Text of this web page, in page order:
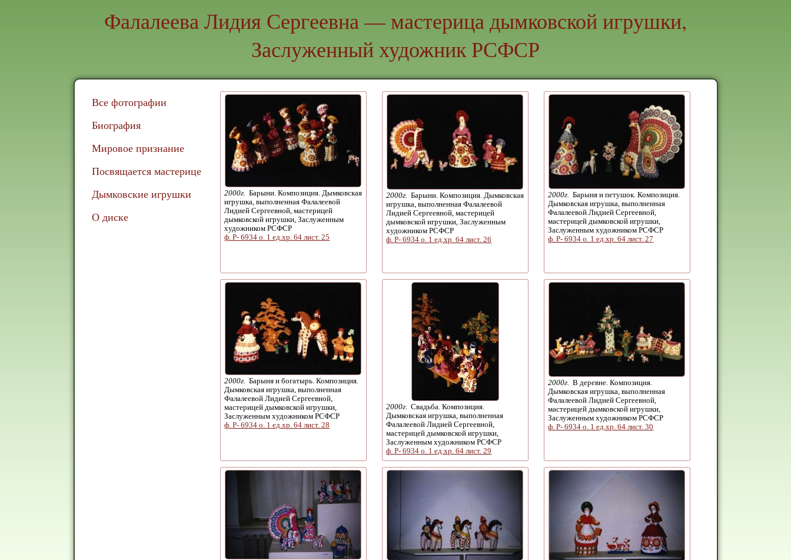
Фалалеева Лидия Сергеевна — мастерица дымковской игрушки,
Заслуженный художник РСФСР
Все фотографии
Биография
Мировое признание
Посвящается мастерице
Дымковские игрушки
О диске
2000г. Барыни. Композиция. Дымковская
игрушка, выполненная Фалалеевой
Лидией Сергеевной, мастерицей
дымковской игрушки, Заслуженным
художником РСФСР
ф. Р- 6934 о. 1 ед.хр. 64 лист. 25
2000г.
Барыни. Композиция. Дымковская
игрушка, выполненная Фалалеевой
Лидией Сергеевной, мастерицей
дымковской игрушки, Заслуженным
художником РСФСР
ф. Р- 6934 о. 1 ед.хр. 64 лист. 26
2000г.
Барыня и петушок. Композиция.
Дымковская игрушка, выполненная
Фалалеевой Лидией Сергеевной,
мастерицей дымковской игрушки,
Заслуженным художником РСФСР
ф. Р- 6934 о. 1 ед.хр. 64 лист. 27
2000г. Барыня и богатырь. Композиция.
Дымковская игрушка, выполненная
Фалалеевой Лидией Сергеевной,
мастерицей дымковской игрушки,
Заслуженным художником РСФСР
ф. Р- 6934 о. 1 ед.хр. 64 лист. 28
2000г.
Свадьба. Композиция.
Дымковская игрушка, выполненная
Фалалеевой Лидией Сергеевной,
мастерицей дымковской игрушки,
Заслуженным художником РСФСР
ф. Р- 6934 о. 1 ед.хр. 64 лист. 29
2000г. В деревне. Композиция.
Дымковская игрушка, выполненная
Фалалеевой Лидией Сергеевной,
мастерицей дымковской игрушки,
Заслуженным художником РСФСР
ф. Р- 6934 о. 1 ед.хр. 64 лист. 30